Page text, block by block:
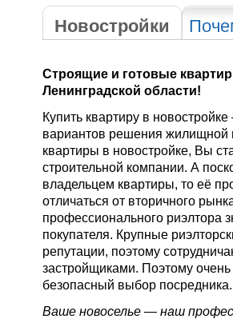
Новостройки
Строящие и готовые
Ленинградской области!
Купить квартиру в
вариантов решения
квартиры в новостройке, Вы
строительной компании. А
владельцем квартиры, то её
отличаться от вторичного
профессионального риэлтора
покупателя. Крупные
репутации, поэтому
застройщиками. Поэтому
безопасный выбор посредника.
Ваше новоселье — наш